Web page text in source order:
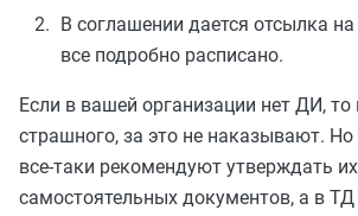
В соглашении дается отсылка
все подробно расписано.
Если в вашей организации нет ДИ, то
страшного, за это не наказывают. Но
все-таки рекомендуют утверждать
самостоятельных документов, а в